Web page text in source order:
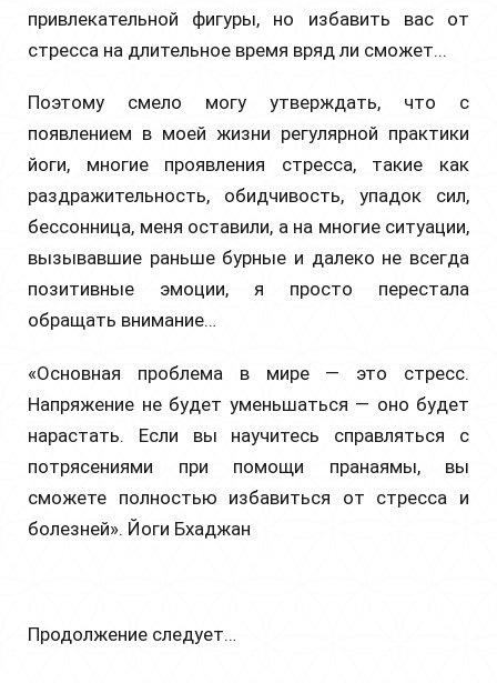
привлекательной фигуры, но избавить вас от
стресса на длительное время вряд ли сможет...
Поэтому смело могу утверждать, что с
появлением в моей жизни регулярной практики
йоги, многие проявления стресса, такие как
раздражительность, обидчивость, упадок сил,
бессонница, меня оставили, а на многие ситуации,
вызывавшие раньше бурные и далеко не всегда
позитивные эмоции, я просто перестала
обращать внимание…
«Основная проблема в мире — это стресс.
Напряжение не будет уменьшаться — оно будет
нарастать. Если вы научитесь справляться с
потрясениями при помощи пранаямы, вы
сможете полностью избавиться от стресса и
болезней». Йоги Бхаджан
Продолжение следует…